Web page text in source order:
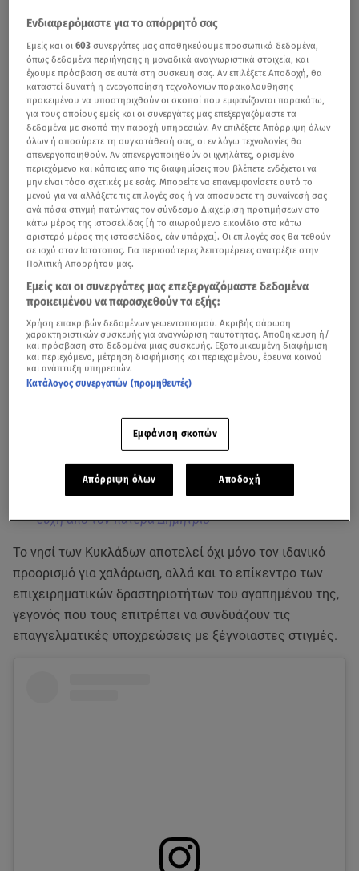
Ευτυχισμένη κι απόλυτα ανανεωμένη, η
Καινούργιου
απολαμβάνει τις καλοκαιρινές της
διακοπές στην πανέμορφη Πάρο, έχοντας στο πλευρό
της τον σύντροφό της,Παναγιώτη Κουτσουμπή
Καινούργιου: Nέες φωτογραφίες από τα Χανιά & η
ευχή από τον πατέρα Δημήτριο
Το νησί των Κυκλάδων αποτελεί όχι μόνο τον ιδανικό
προορισμό για χαλάρωση, αλλά και το επίκεντρο των
επιχειρηματικών δραστηριοτήτων του αγαπημένου της,
γεγονός που τους επιτρέπει να συνδυάζουν τις
επαγγελματικές υποχρεώσεις με ξέγνοιαστες στιγμές.
Ενδιαφερόμαστε για το απόρρητό σας
Εμείς και οι603 συνεργάτες μας αποθηκεύουμε προσωπικά δεδομένα,
όπως δεδομένα περιήγησης ή μοναδικά αναγνωριστικά στοιχεία, και
έχουμε πρόσβαση σε αυτά στη συσκευή σας. Αν επιλέξετε Αποδοχή, θα
καταστεί δυνατή η ενεργοποίηση τεχνολογιών παρακολούθησης
προκειμένου να υποστηριχθούν οι σκοποί που εμφανίζονται παρακάτω,
για τους οποίους εμείς και οι συνεργάτες μας επεξεργαζόμαστε τα
δεδομένα με σκοπό την παροχή υπηρεσιών. Αν επιλέξετε Απόρριψη όλων
όλων ή αποσύρετε τη συγκατάθεσή σας, οι εν λόγω τεχνολογίες θα
απενεργοποιηθούν. Αν απενεργοποιηθούν οι ιχνηλάτες, ορισμένο
περιεχόμενο και κάποιες από τις διαφημίσεις που βλέπετε ενδέχεται να
μην είναι τόσο σχετικές με εσάς. Μπορείτε να επανεμφανίσετε αυτό το
μενού για να αλλάξετε τις επιλογές σας ή να αποσύρετε τη συναίνεσή σας
ανά πάσα στιγμή πατώντας τον σύνδεσμο Διαχείριση προτιμήσεων στο
κάτω μέρος της ιστοσελίδας [ή το αιωρούμενο εικονίδιο στο κάτω
αριστερό μέρος της ιστοσελίδας, εάν υπάρχει]. Οι επιλογές σας θα τεθούν
σε ισχύ στον Ιστότοπος. Για περισσότερες λεπτομέρειες ανατρέξτε στην
Πολιτική Απορρήτου μας.
Εμείς και οι συνεργάτες μας επεξεργαζόμαστε δεδομένα
προκειμένου να παρασχεθούν τα εξής:
Χρήση επακριβών δεδομένων γεωεντοπισμού. Ακριβής σάρωση
χαρακτηριστικών συσκευής για αναγνώριση ταυτότητας. Αποθήκευση ή/
και πρόσβαση στα δεδομένα μιας συσκευής. Εξατομικευμένη διαφήμιση
και περιεχόμενο, μέτρηση διαφήμισης και περιεχομένου, έρευνα κοινού
και ανάπτυξη υπηρεσιών.
Κατάλογος συνεργατών (προμηθευτές)
Εμφάνιση σκοπών
Απόρριψη όλων Αποδοχή